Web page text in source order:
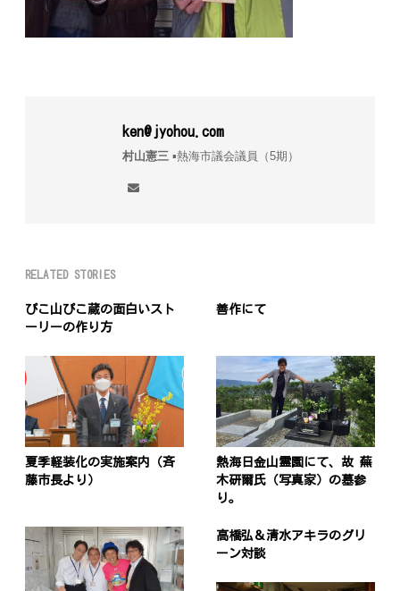
ken@jyohou.com
村山憲三▪︎熱海市議会議員（5期）
RELATED STORIES
ぴこ山ぴこ蔵の面白いスト
ーリーの作り方
善作にて
夏季軽装化の実施案内（斉
藤市長より）
熱海日金山霊園にて、故 蕪
木研爾氏（写真家）の墓参
り。
高橋弘＆清水アキラのグリ
ーン対談